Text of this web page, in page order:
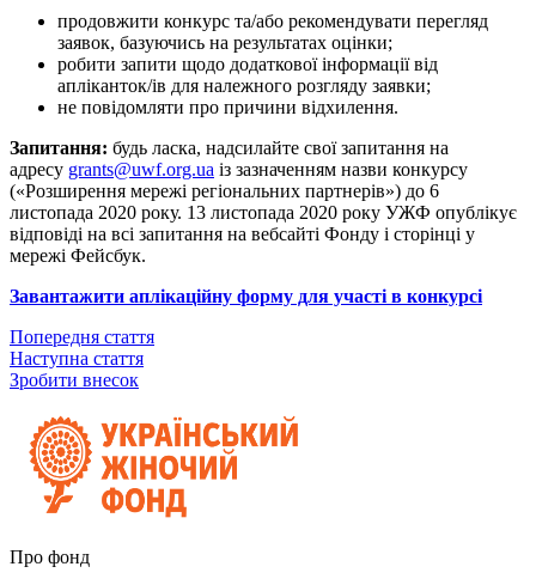
продовжити конкурс та/або рекомендувати перегляд
заявок, базуючись на результатах оцінки;
робити запити щодо додаткової інформації від
апліканток/ів для належного розгляду заявки;
не повідомляти про причини відхилення.
Запитання: будь ласка, надсилайте свої запитання на
адресу grants@uwf.org.ua із зазначенням назви конкурсу
(«Розширення мережі регіональних партнерів») до 6
листопада 2020 року. 13 листопада 2020 року УЖФ опублікує
відповіді на всі запитання на вебсайті Фонду і сторінці у
мережі Фейсбук.
Завантажити аплікаційну форму для участі в конкурсі
Попередня стаття
Наступна стаття
Зробити внесок
Про фонд